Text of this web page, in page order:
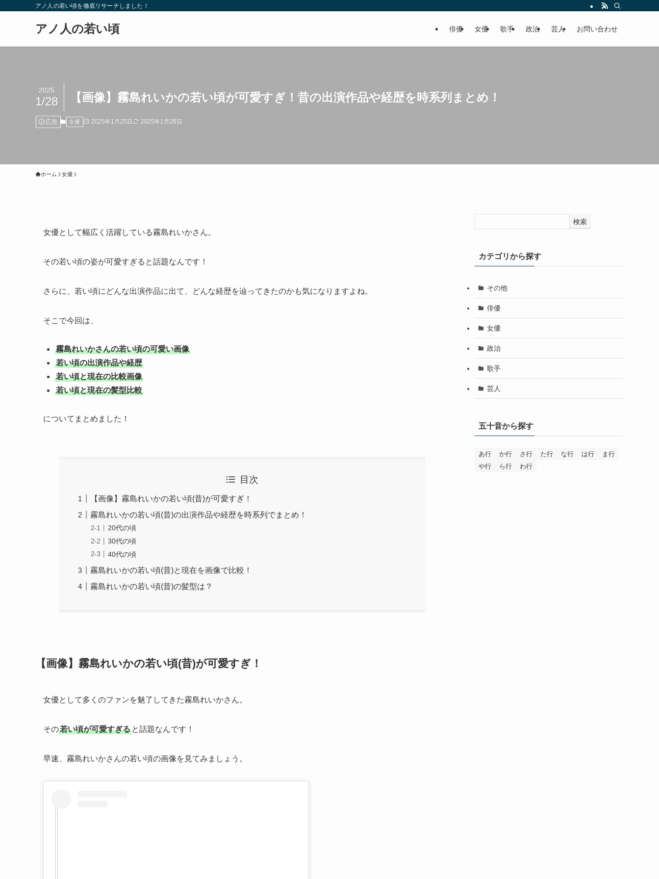
アノ人の若い頃を徹底リサーチしました！
アノ人の若い頃 俳優 女優 歌手 政治 芸人 お問い合わせ
【画像】霧島れいかの若い頃が可愛すぎ！昔の出演作品や経歴を時系列まとめ！
2025
1/28
広告 女優 2025年1月25日 2025年1月28日
ホーム 女優
女優として幅広く活躍している霧島れいかさん。
その若い頃の姿が可愛すぎると話題なんです！
さらに、若い頃にどんな出演作品に出て、どんな経歴を辿ってきたのかも気になりますよね。
そこで今回は、
霧島れいかさんの若い頃の可愛い画像
若い頃の出演作品や経歴
若い頃と現在の比較画像
若い頃と現在の髪型比較
についてまとめました！
目次
【画像】霧島れいかの若い頃(昔)が可愛すぎ！
霧島れいかの若い頃(昔)の出演作品や経歴を時系列でまとめ！
20代の頃
30代の頃
40代の頃
霧島れいかの若い頃(昔)と現在を画像で比較！
霧島れいかの若い頃(昔)の髪型は？
【画像】霧島れいかの若い頃(昔)が可愛すぎ！
女優として多くのファンを魅了してきた霧島れいかさん。
その若い頃が可愛すぎる と話題なんです！
早速、霧島れいかさんの若い頃の画像を見てみましょう。
検索
カテゴリから探す
その他
俳優
女優
政治
歌手
芸人
五十音から探す
あ行 か行 さ行 た行 な行 は行
ま行
や行
ら行 わ行